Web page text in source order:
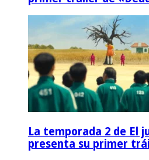
La temporada 2 de El
presenta su primer